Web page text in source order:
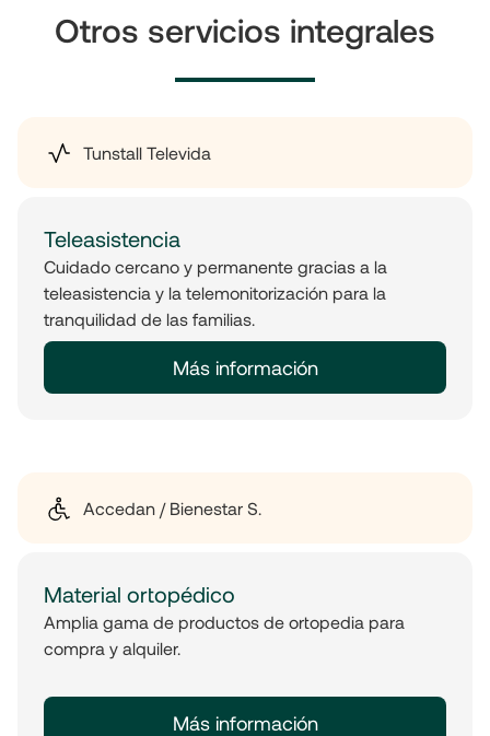
Otros servicios integrales
Tunstall Televida
Teleasistencia
Cuidado cercano y permanente gracias a la
teleasistencia y la telemonitorización para la
tranquilidad de las familias.
Más información
Accedan / Bienestar S.
Material ortopédico
Amplia gama de productos de ortopedia para
compra y alquiler.
Más información